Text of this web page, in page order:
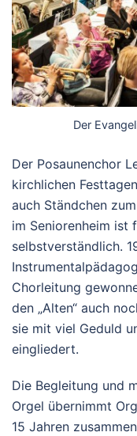
Der
Der Posaunenchor
kirchlichen
auch Ständchen
im Seniorenheim ist
selbstverständlich.
Chorleitung
den „Alten“ auch
sie mit viel Geduld
eingliedert.
Die Begleitung und
Orgel übernimmt
15 Jahren